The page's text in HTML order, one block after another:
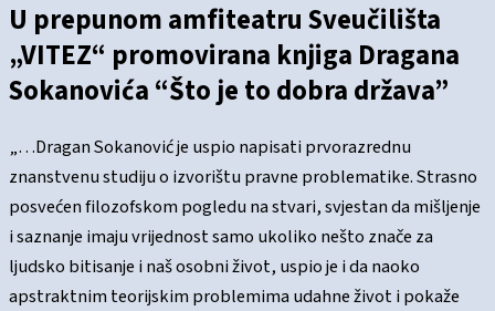
U prepunom amfiteatru Sveučilišta
„VITEZ“ promovirana knjiga Dragana
Sokanovića “Što je to dobra država”
„…Dragan Sokanović je uspio napisati prvorazrednu
znanstvenu studiju o izvorištu pravne problematike. Strasno
posvećen filozofskom pogledu na stvari, svjestan da mišljenje
i saznanje imaju vrijednost samo ukoliko nešto znače za
ljudsko bitisanje i naš osobni život, uspio je i da naoko
apstraktnim teorijskim problemima udahne život i pokaže